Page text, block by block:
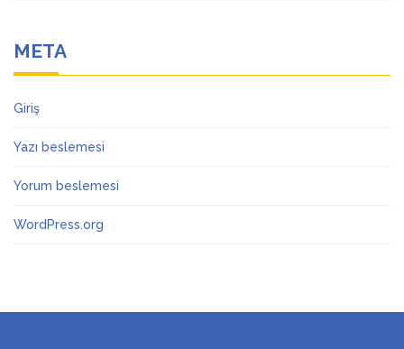
META
Giriş
Yazı beslemesi
Yorum beslemesi
WordPress.org